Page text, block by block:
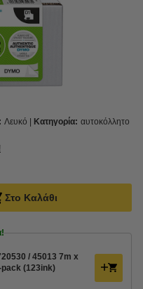
Λευκό Κατηγορία: αυτοκόλλητο
Στο Καλάθι
/ 45013 7m x
(123ink)